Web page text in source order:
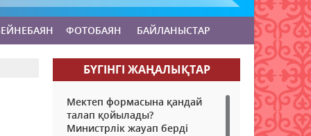
ФОТОБАЯН БАЙЛАНЫСТАР
БҮГІНГI ЖАҢАЛЫҚТАР
Мектеп формасына қандай
талап қойылады?
Министрлік жауап берді